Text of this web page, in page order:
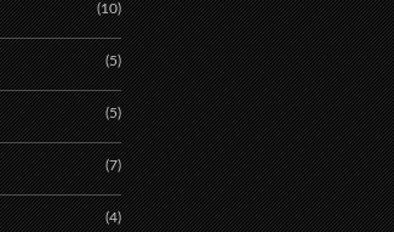
(10)
(5)
(5)
(7)
(4)